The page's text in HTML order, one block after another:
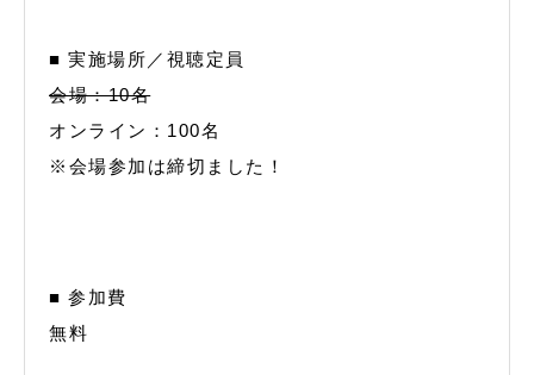
■ 実施場所／視聴定員
会場：10名
オンライン：100名
※会場参加は締切ました！
■ 参加費
無料